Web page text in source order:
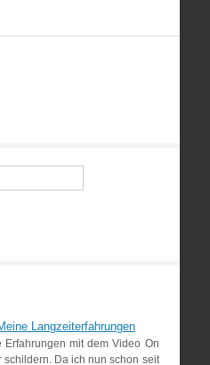
Langzeiterfahrungen
mit dem Video On
schildern. Da ich nun schon seit